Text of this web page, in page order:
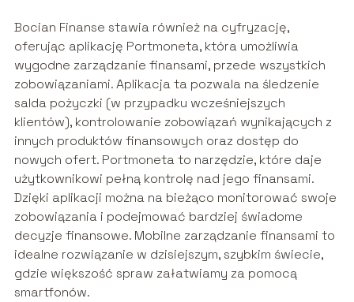
Bocian Finanse stawia również na cyfryzację,
oferując aplikację Portmoneta, która umożliwia
wygodne zarządzanie finansami, przede wszystkich
zobowiązaniami. Aplikacja ta pozwala na śledzenie
salda pożyczki (w przypadku wcześniejszych
klientów), kontrolowanie zobowiązań wynikających z
innych produktów finansowych oraz dostęp do
nowych ofert. Portmoneta to narzędzie, które daje
użytkownikowi pełną kontrolę nad jego finansami.
Dzięki aplikacji można na bieżąco monitorować swoje
zobowiązania i podejmować bardziej świadome
decyzje finansowe. Mobilne zarządzanie finansami to
idealne rozwiązanie w dzisiejszym, szybkim świecie,
gdzie większość spraw załatwiamy za pomocą
smartfonów.